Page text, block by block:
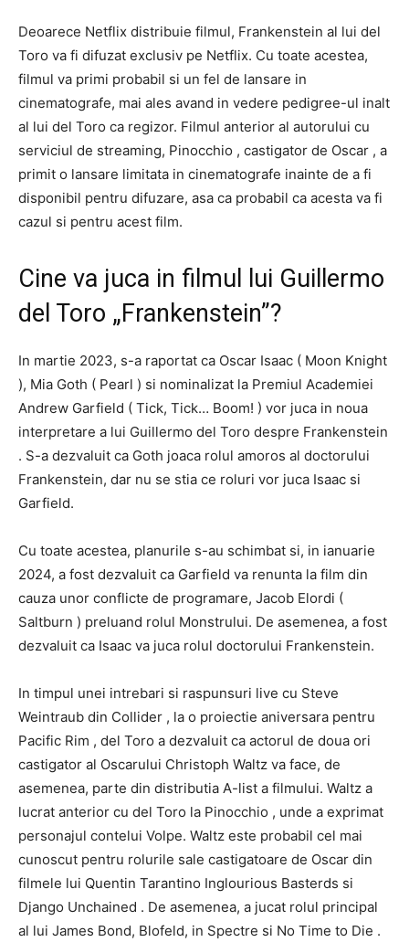
Deoarece Netflix distribuie filmul, Frankenstein al lui del
Toro va fi difuzat exclusiv pe Netflix. Cu toate acestea,
filmul va primi probabil si un fel de lansare in
cinematografe, mai ales avand in vedere pedigree-ul inalt
al lui del Toro ca regizor. Filmul anterior al autorului cu
serviciul de streaming, Pinocchio , castigator de Oscar , a
primit o lansare limitata in cinematografe inainte de a fi
disponibil pentru difuzare, asa ca probabil ca acesta va fi
cazul si pentru acest film.
Cine va juca in filmul lui Guillermo
del Toro „Frankenstein”?
In martie 2023, s-a raportat ca Oscar Isaac ( Moon Knight
), Mia Goth ( Pearl ) si nominalizat la Premiul Academiei
Andrew Garfield ( Tick, Tick… Boom! ) vor juca in noua
interpretare a lui Guillermo del Toro despre Frankenstein
. S-a dezvaluit ca Goth joaca rolul amoros al doctorului
Frankenstein, dar nu se stia ce roluri vor juca Isaac si
Garfield.
Cu toate acestea, planurile s-au schimbat si, in ianuarie
2024, a fost dezvaluit ca Garfield va renunta la film din
cauza unor conflicte de programare, Jacob Elordi (
Saltburn ) preluand rolul Monstrului. De asemenea, a fost
dezvaluit ca Isaac va juca rolul doctorului Frankenstein.
In timpul unei intrebari si raspunsuri live cu Steve
Weintraub din Collider , la o proiectie aniversara pentru
Pacific Rim , del Toro a dezvaluit ca actorul de doua ori
castigator al Oscarului Christoph Waltz va face, de
asemenea, parte din distributia A-list a filmului. Waltz a
lucrat anterior cu del Toro la Pinocchio , unde a exprimat
personajul contelui Volpe. Waltz este probabil cel mai
cunoscut pentru rolurile sale castigatoare de Oscar din
filmele lui Quentin Tarantino Inglourious Basterds si
Django Unchained . De asemenea, a jucat rolul principal
al lui James Bond, Blofeld, in Spectre si No Time to Die .